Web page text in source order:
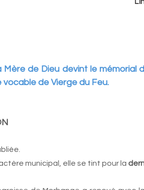
Mère de Dieu devint le
vocable de Vierge du Feu.
municipal, elle se tint pour la